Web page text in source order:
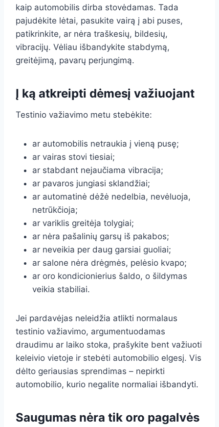
kaip automobilis dirba stovėdamas. Tada
pajudėkite lėtai, pasukite vairą į abi puses,
patikrinkite, ar nėra traškesių, bildesių,
vibracijų. Vėliau išbandykite stabdymą,
greitėjimą, pavarų perjungimą.
Į ką atkreipti dėmesį važiuojant
Testinio važiavimo metu stebėkite:
ar automobilis netraukia į vieną pusę;
ar vairas stovi tiesiai;
ar stabdant nejaučiama vibracija;
ar pavaros jungiasi sklandžiai;
ar automatinė dėžė nedelbia, nevėluoja,
netrūkčioja;
ar variklis greitėja tolygiai;
ar nėra pašalinių garsų iš pakabos;
ar neveikia per daug garsiai guoliai;
ar salone nėra drėgmės, pelėsio kvapo;
ar oro kondicionierius šaldo, o šildymas
veikia stabiliai.
Jei pardavėjas neleidžia atlikti normalaus
testinio važiavimo, argumentuodamas
draudimu ar laiko stoka, prašykite bent važiuoti
keleivio vietoje ir stebėti automobilio elgesį. Vis
dėlto geriausias sprendimas – nepirkti
automobilio, kurio negalite normaliai išbandyti.
Saugumas nėra tik oro pagalvės